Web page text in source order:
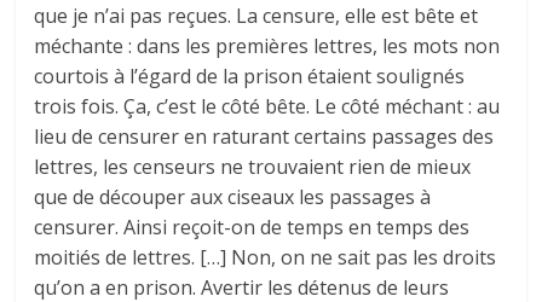
que je n’ai pas reçues. La censure, elle est bête et
méchante : dans les premières lettres, les mots non
courtois à l’égard de la prison étaient soulignés
trois fois. Ça, c’est le côté bête. Le côté méchant : au
lieu de censurer en raturant certains passages des
lettres, les censeurs ne trouvaient rien de mieux
que de découper aux ciseaux les passages à
censurer. Ainsi reçoit-on de temps en temps des
moitiés de lettres. […] Non, on ne sait pas les droits
qu’on a en prison. Avertir les détenus de leurs